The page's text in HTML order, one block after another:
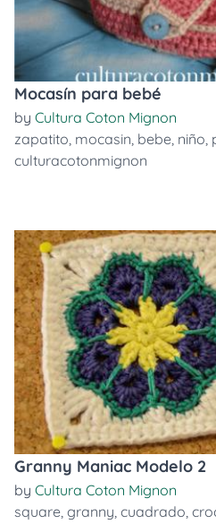
Mocasín para bebé
by Cultura Coton Mignon
zapatito, mocasin, bebe, niño,
culturacotonmignon
Granny Maniac Modelo 2
by Cultura Coton Mignon
square, granny, cuadrado,